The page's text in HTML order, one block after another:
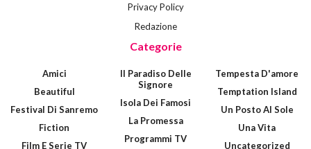
Privacy Policy
Redazione
Categorie
Amici
Beautiful
Festival Di Sanremo
Fiction
Film E Serie TV
Il Paradiso Delle
Signore
Isola Dei Famosi
La Promessa
Programmi TV
Tempesta D'amore
Temptation Island
Un Posto Al Sole
Una Vita
Uncategorized